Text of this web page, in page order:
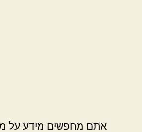
אתם מחפשים מידע על